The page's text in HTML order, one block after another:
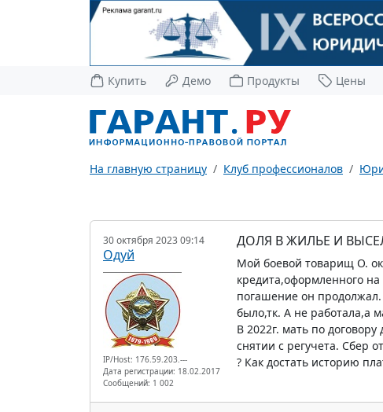
Купить Демо Продукты Цены
На главную страницу Клуб профессионалов
30 октября 2023 09:14
Одуй
IP/Host: 176.59.203.---
Дата регистрации: 18.02.2017
Сообщений: 1 002
ДОЛЯ В ЖИЛЬЕ И
Мой боевой товарищ О.
кредита,оформленного
погашение он
было,тк. А не работала,а
В 2022г. мать по
снятии с регучета. Сбер
? Как достать историю